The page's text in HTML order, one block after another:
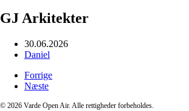
GJ Arkitekter
30.06.2026
Daniel
Forrige
Næste
© 2026 Varde Open Air. Alle rettigheder forbeholdes.